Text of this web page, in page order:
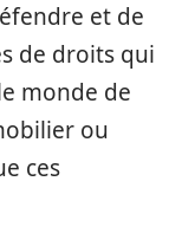
et de
de droits qui
monde de
ou
ces